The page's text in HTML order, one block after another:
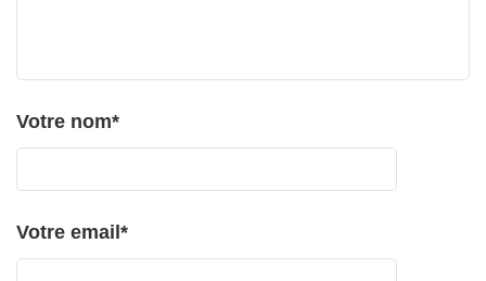
Votre nom*
Votre email*